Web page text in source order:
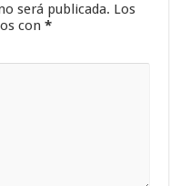
será publicada. Los
con*